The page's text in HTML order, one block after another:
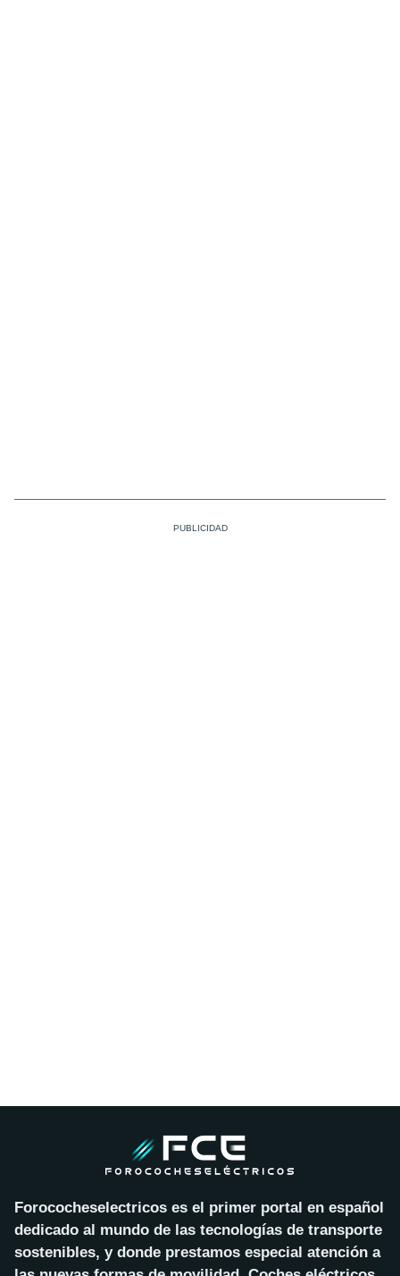
Forococheselectricos es el primer portal en español
dedicado al mundo de las tecnologías de transporte
sostenibles, y donde prestamos especial atención a